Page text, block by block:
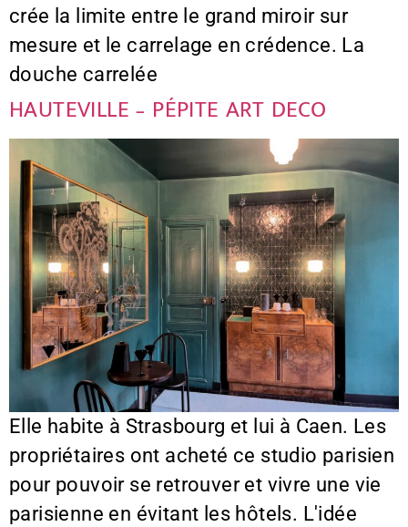
crée la limite entre le grand miroir sur
mesure et le carrelage en crédence. La
douche carrelée
HAUTEVILLE – PÉPITE ART DECO
Elle habite à Strasbourg et lui à Caen. Les
propriétaires ont acheté ce studio parisien
pour pouvoir se retrouver et vivre une vie
parisienne en évitant les hôtels. L'idée